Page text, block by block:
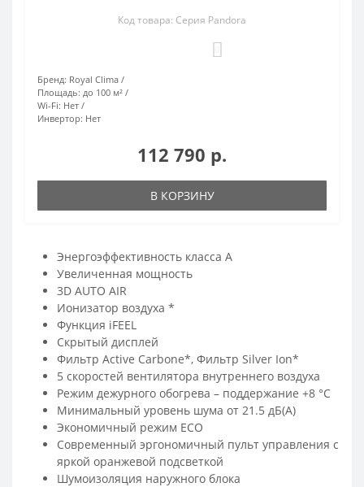
Код товара: Серия Pandora
Бренд: Royal Clima
Площадь: до 100 м²
Wi-Fi: Нет
Инвертор: Нет
112 790 р.
В КОРЗИНУ
Энергоэффективность класса А
Увеличенная мощность
3D AUTO AIR
Ионизатор воздуха *
Функция iFEEL
Скрытый дисплей
Фильтр Active Carbone*, Фильтр Silver Ion*
5 скоростей вентилятора внутреннего воздуха
Режим дежурного обогрева – поддержание +8 °С
Минимальный уровень шума от 21.5 дБ(А)
Экономичный режим ECO
Современный эргономичный пульт управления с
яркой оранжевой подсветкой
Шумоизоляция наружного блока